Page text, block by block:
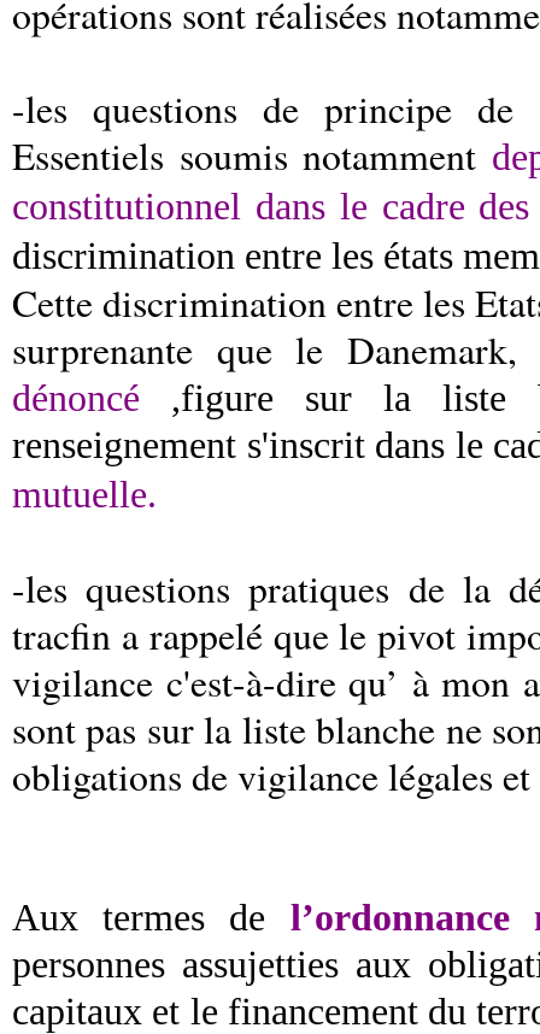
opérations sont réalisées
-les questions de principe
Essentiels soumis notamment
constitutionnel dans le cadre
discrimination entre les états
Cette discrimination entre les
surprenante que le Danemark,
dénoncé ,figure sur la liste
renseignement s'inscrit dans le
mutuelle.
-les questions pratiques de la
tracfin a rappelé que le pivot
vigilance c'est-à-dire qu’ à mon
sont pas sur la liste blanche ne
obligations de vigilance légales
Aux termes de
personnes assujetties aux
capitaux et le financement du